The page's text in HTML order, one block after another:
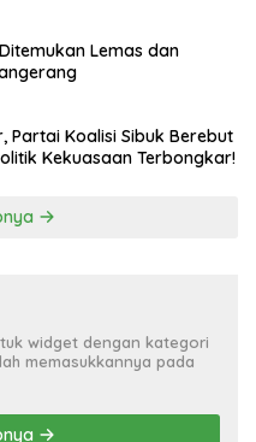
Lemas dan
Partai Koalisi Sibuk Berebut
Kekuasaan Terbongkar!
widget dengan kategori
memasukkannya pada